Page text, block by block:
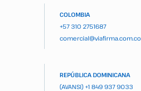
COLOMBIA
+57 310 2751687
comercial@viafirma.com.co
REPÚBLICA DOMINICANA
(AVANSI) +1 849 937 9033